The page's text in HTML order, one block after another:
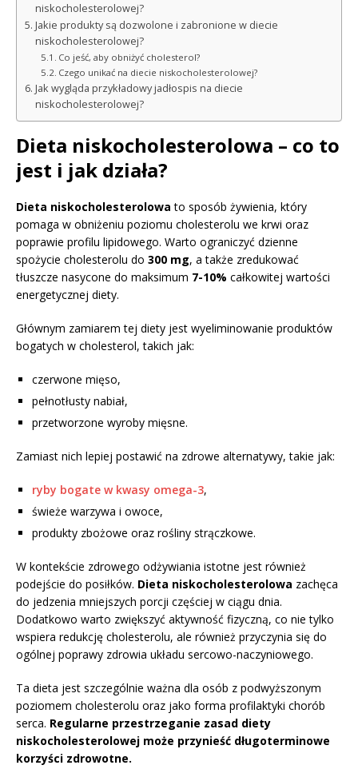
niskocholesterolowej?
Jakie produkty są dozwolone i zabronione w diecie
niskocholesterolowej?
Co jeść, aby obniżyć cholesterol?
Czego unikać na diecie niskocholesterolowej?
Jak wygląda przykładowy jadłospis na diecie
niskocholesterolowej?
Dieta niskocholesterolowa – co to
jest i jak działa?
Dieta niskocholesterolowa to sposób żywienia, który
pomaga w obniżeniu poziomu cholesterolu we krwi oraz
poprawie profilu lipidowego. Warto ograniczyć dzienne
spożycie cholesterolu do 300 mg, a także zredukować
tłuszcze nasycone do maksimum 7-10% całkowitej wartości
energetycznej diety.
Głównym zamiarem tej diety jest wyeliminowanie produktów
bogatych w cholesterol, takich jak:
czerwone mięso,
pełnotłusty nabiał,
przetworzone wyroby mięsne.
Zamiast nich lepiej postawić na zdrowe alternatywy, takie jak:
ryby bogate w kwasy omega-3,
świeże warzywa i owoce,
produkty zbożowe oraz rośliny strączkowe.
W kontekście zdrowego odżywiania istotne jest również
podejście do posiłków. Dieta niskocholesterolowa zachęca
do jedzenia mniejszych porcji częściej w ciągu dnia.
Dodatkowo warto zwiększyć aktywność fizyczną, co nie tylko
wspiera redukcję cholesterolu, ale również przyczynia się do
ogólnej poprawy zdrowia układu sercowo-naczyniowego.
Ta dieta jest szczególnie ważna dla osób z podwyższonym
poziomem cholesterolu oraz jako forma profilaktyki chorób
serca. Regularne przestrzeganie zasad diety
niskocholesterolowej może przynieść długoterminowe
korzyści zdrowotne.